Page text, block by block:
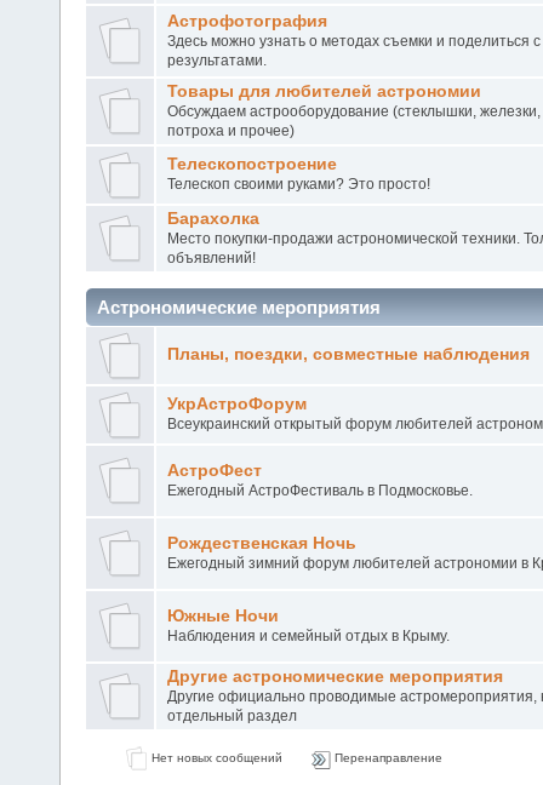
Астрофотография
Здесь можно узнать о методах съемки и поделиться
результатами.
Товары для любителей астрономии
Обсуждаем астрооборудование (стеклышки,
потроха и прочее)
Телескопостроение
Телескоп своими руками? Это просто!
Барахолка
Место покупки-продажи астрономической техники.
объявлений!
Астрономические мероприятия
Планы, поездки, совместные наблюдения
УкрАстроФорум
Всеукраинский открытый форум любителей
АстроФест
Ежегодный АстроФестиваль в Подмосковье.
Рождественская Ночь
Ежегодный зимний форум любителей астрономии в
Южные Ночи
Наблюдения и семейный отдых в Крыму.
Другие астрономические мероприятия
Другие официально проводимые
отдельный раздел
Нет новых сообщений Перенаправление